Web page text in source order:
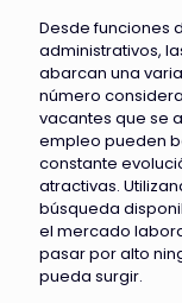
Desde funciones
administrativos,
abarcan una
número
vacantes que se
empleo pueden
constante
atractivas.
búsqueda
el mercado
pasar por alto
pueda surgir.